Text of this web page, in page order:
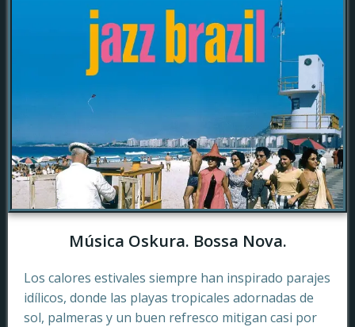
Música Oskura. Bossa Nova.
Los calores estivales siempre han inspirado parajes
idílicos, donde las playas tropicales adornadas de
sol, palmeras y un buen refresco mitigan casi por